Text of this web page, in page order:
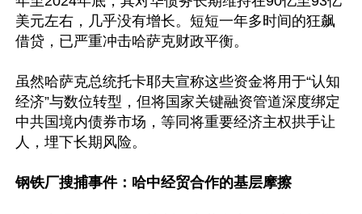
美元左右，几乎没有增长。短短一年多时间的狂飙
借贷，已严重冲击哈萨克财政平衡。
虽然哈萨克总统托卡耶夫宣称这些资金将用于“认知
经济”与数位转型，但将国家关键融资管道深度绑定
中共国境内债券市场，等同将重要经济主权拱手让
人，埋下长期风险。
钢铁厂搜捕事件：哈中经贸合作的基层摩擦